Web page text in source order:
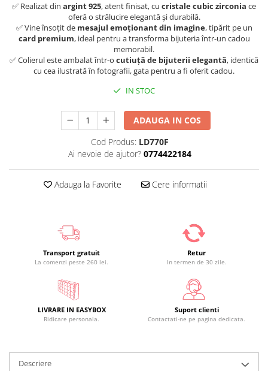
✅ Realizat din argint 925, atent finisat, cu cristale cubic zirconia ce
oferă o strălucire elegantă și durabilă.
✅ Vine însoțit de mesajul emoționant din imagine, tipărit pe un
card premium, ideal pentru a transforma bijuteria într-un cadou
memorabil.
✅ Colierul este ambalat într-o cutiuță de bijuterii elegantă, identică
cu cea ilustrată în fotografii, gata pentru a fi oferit cadou.
IN STOC
ADAUGA IN COS
Cod Produs: LD770F
Ai nevoie de ajutor? 0774422184
Adauga la Favorite Cere informatii
Transport gratuit
La comenzi peste 260 lei.
Retur
In termen de 30 zile.
LIVRARE IN EASYBOX
Ridicare personala.
Suport clienti
Contactati-ne pe pagina dedicata.
Descriere